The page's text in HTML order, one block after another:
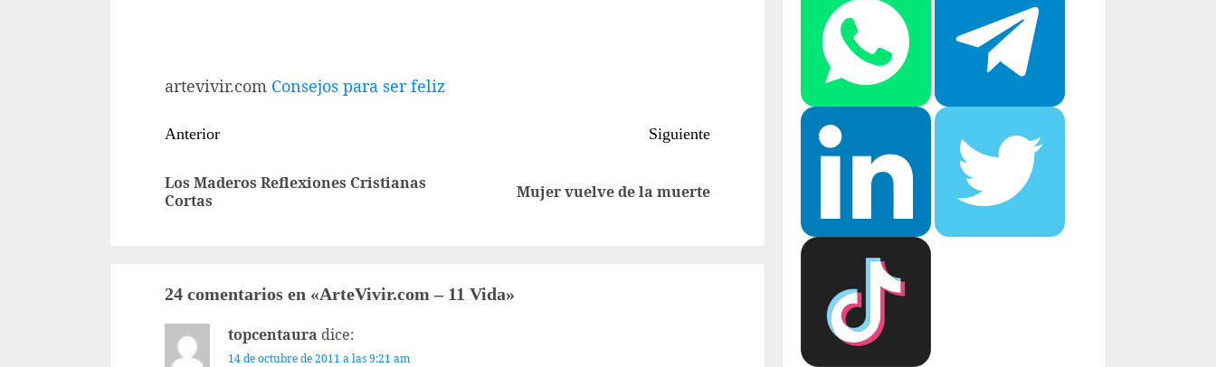
artevivir.com Consejos para ser feliz
Sigue
leyendo
Anterior
Los Maderos Reflexiones Cristianas
Cortas
Siguiente
Mujer vuelve de la muerte
24 comentarios en «ArteVivir.com – 11 Vida»
topcentaura dice:
14 de octubre de 2011 a las 9:21 am